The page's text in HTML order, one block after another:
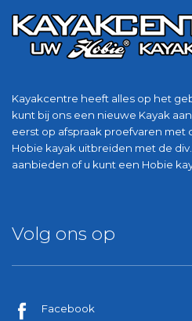
Kayakcentre heeft alles op het
kunt bij ons een nieuwe Kayak
eerst op afspraak proefvaren met
Hobie kayak uitbreiden met de
aanbieden of u kunt een Hobie
Volg ons op
Facebook